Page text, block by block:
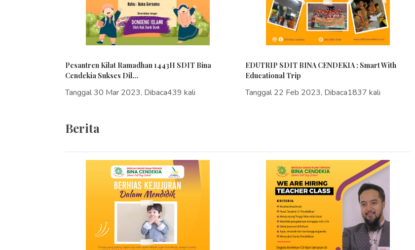
Pesantren Kilat Ramadhan 1443H SDIT Bina
Cendekia Sukses Dil...
Tanggal 30 Mar 2023, Dibaca439 kali
EDUTRIP SDIT BINA CENDEKIA : Smart With
Educational Trip
Tanggal 22 Feb 2023, Dibaca1837 kali
Berita